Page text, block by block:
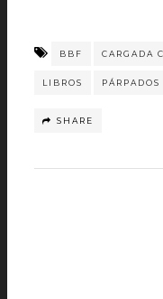
BBF CARGADA
LIBROS PÁRPADOS
SHARE